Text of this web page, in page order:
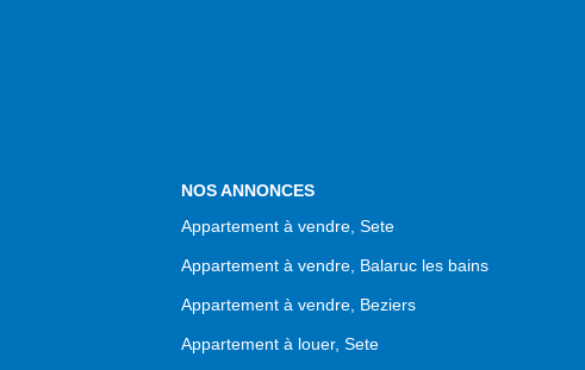
NOS ANNONCES
Appartement à vendre, Sete
Appartement à vendre, Balaruc les bains
Appartement à vendre, Beziers
Appartement à louer, Sete